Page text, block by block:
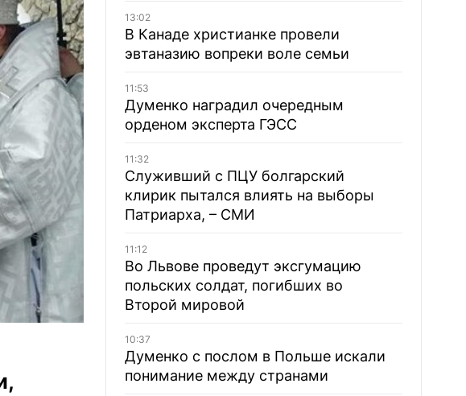
13:02
В Канаде христианке провели
эвтаназию вопреки воле семьи
11:53
Думенко наградил очередным
орденом эксперта ГЭСС
11:32
Служивший с ПЦУ болгарский
клирик пытался влиять на выборы
Патриарха, – СМИ
11:12
Во Львове проведут эксгумацию
польских солдат, погибших во
Второй мировой
10:37
Думенко с послом в Польше искали
понимание между странами